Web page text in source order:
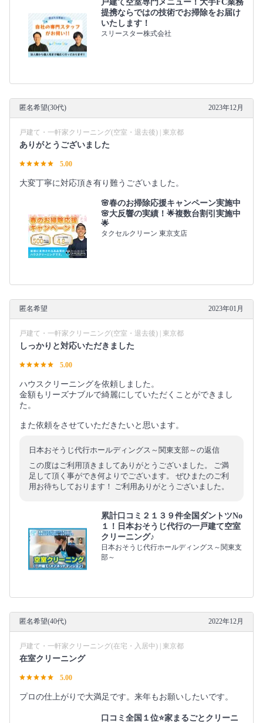
戸建て空室専門メニュー！大手FC業務
提携ならではの技術でお掃除をお届け
いたします！
スリースター株式会社
匿名希望(30代) 2023年12月
戸建て・一軒家クリーニング(空室・退去後) | 東京都
ありがとうございました
5.00
大変丁寧に対応頂き有り難うございました。
🌸春のお掃除応援キャンペーン実施中
🌸大反響の実績！🌟複数台割引実施中
🌟
タクセルクリーン 東京支店
匿名希望 2023年01月
戸建て・一軒家クリーニング(空室・退去後) | 東京都
しっかりと対応いただきました
5.00
ハウスクリーニングを依頼しました。
金額もリーズナブルで綺麗にしていただくことができまし
た。
また依頼をさせていただきたいと思います。
日本おそうじ代行ホールディングス～関東支部～の返信
この度はご利用頂きましてありがとうございました。 ご満
足して頂く事ができ何よりでございます。 ぜひまたのご利
用お待ちしております！ ご利用ありがとうございました。
累計口コミ２１３９件全国ダントツNo
１！日本おそうじ代行の一戸建て空室
クリーニング♪
日本おそうじ代行ホールディングス～関東支
部～
匿名希望(40代) 2022年12月
戸建て・一軒家クリーニング(在宅・入居中) | 東京都
在室クリーニング
5.00
プロの仕上がりで大満足です。来年もお願いしたいです。
口コミ全国１位⭐家まるごとクリーニ